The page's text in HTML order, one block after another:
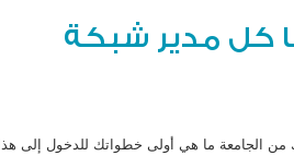
كل مدير شبكة
من الجامعة ما هي أولى خطواتك للدخول إلى هذا